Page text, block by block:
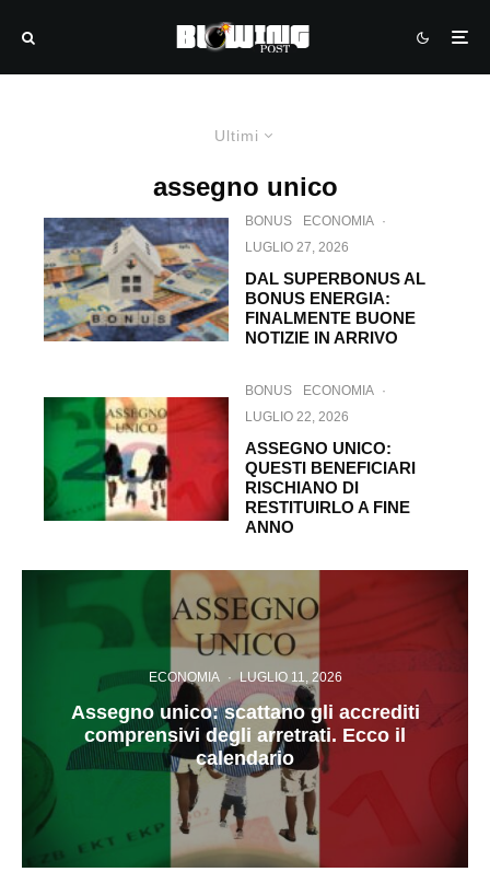
Ultimi
assegno unico
BONUS ECONOMIA ·
LUGLIO 27, 2026
DAL SUPERBONUS AL
BONUS ENERGIA:
FINALMENTE BUONE
NOTIZIE IN ARRIVO
BONUS ECONOMIA ·
LUGLIO 22, 2026
ASSEGNO UNICO:
QUESTI BENEFICIARI
RISCHIANO DI
RESTITUIRLO A FINE
ANNO
ECONOMIA · LUGLIO 11, 2026
Assegno unico: scattano gli accrediti
comprensivi degli arretrati. Ecco il
calendario